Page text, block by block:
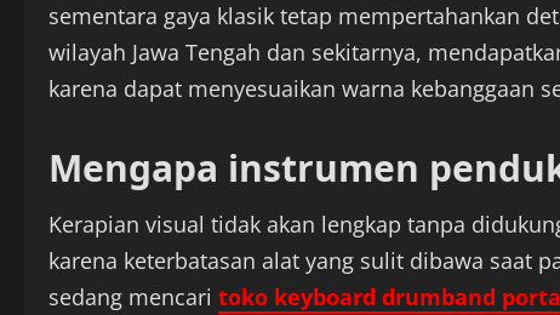
sementara gaya klasik tetap mempertahankan
wilayah Jawa Tengah dan sekitarnya,
karena dapat menyesuaikan warna kebanggaan
Mengapa instrumen
Kerapian visual tidak akan lengkap tanpa
karena keterbatasan alat yang sulit dibawa saat
sedang mencari toko keyboard drumband